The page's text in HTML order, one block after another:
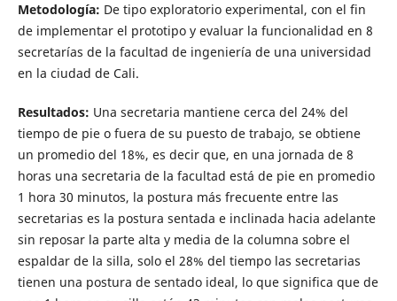
Metodología: De tipo exploratorio experimental, con el fin
de implementar el prototipo y evaluar la funcionalidad en 8
secretarías de la facultad de ingeniería de una universidad
en la ciudad de Cali.
Resultados: Una secretaria mantiene cerca del 24% del
tiempo de pie o fuera de su puesto de trabajo, se obtiene
un promedio del 18%, es decir que, en una jornada de 8
horas una secretaria de la facultad está de pie en promedio
1 hora 30 minutos, la postura más frecuente entre las
secretarias es la postura sentada e inclinada hacia adelante
sin reposar la parte alta y media de la columna sobre el
espaldar de la silla, solo el 28% del tiempo las secretarias
tienen una postura de sentado ideal, lo que significa que de